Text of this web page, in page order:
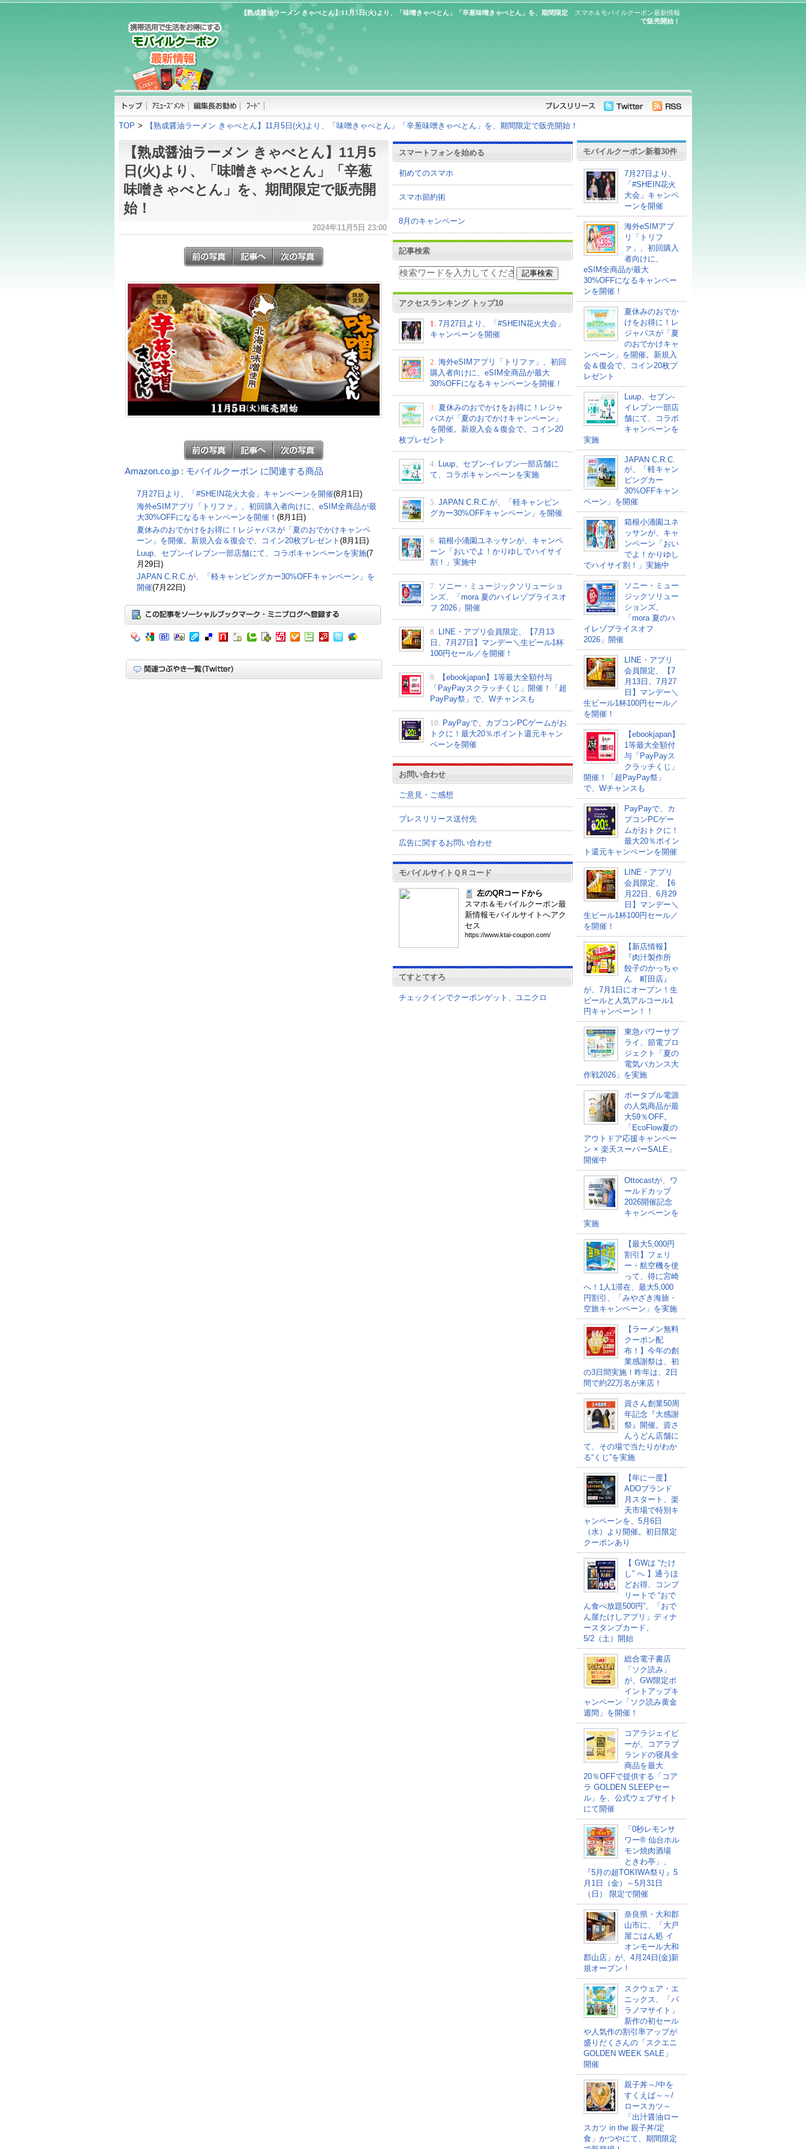
スマホ＆モバイルクーポン最新情報
【熟成醤油ラーメン きゃべとん】11月5日(火)より、「味噌きゃべとん」「辛葱味噌きゃべとん」を、期間限定
で販売開始！
TOP > 【熟成醤油ラーメン きゃべとん】11月5日(火)より、「味噌きゃべとん」「辛葱味噌きゃべとん」を、期間限定で販売開始！
【熟成醤油ラーメン きゃべとん】11月5
日(火)より、「味噌きゃべとん」「辛葱
味噌きゃべとん」を、期間限定で販売開
始！
2024年11月5日 23:00
Amazon.co.jp : モバイルクーポン に関連する商品
7月27日より、「#SHEIN花火大会」キャンペーンを開催(8月1日)
海外eSIMアプリ「トリファ」、初回購入者向けに、eSIM全商品が最
大30%OFFになるキャンペーンを開催！ (8月1日)
夏休みのおでかけをお得に！レジャパスが「夏のおでかけキャンペ
ーン」を開催。新規入会＆復会で、コイン20枚プレゼント (8月1日)
Luup、セブン‐イレブン一部店舗にて、コラボキャンペーンを実施(7
月29日)
JAPAN C.R.C.が、「軽キャンピングカー30%OFFキャンペーン」を
開催(7月22日)
スマートフォンを始める
初めてのスマホ
スマホ節約術
8月のキャンペーン
記事検索
アクセスランキング トップ10
1.
7月27日より、「#SHEIN花火大会」
キャンペーンを開催
2. 海外eSIMアプリ「トリファ」、初回
購入者向けに、eSIM全商品が最大
30%OFFになるキャンペーンを開催！
3. 夏休みのおでかけをお得に！レジャ
パスが「夏のおでかけキャンペーン」
を開催。新規入会＆復会で、コイン20
枚プレゼント
4. Luup、セブン‐イレブン一部店舗に
て、コラボキャンペーンを実施
5. JAPAN C.R.C.が、「軽キャンピン
グカー30%OFFキャンペーン」を開催
6. 箱根小涌園ユネッサンが、キャンペ
ーン「おいでよ！かりゆしでハイサイ
割！」実施中
7.
ソニー・ミュージックソリューショ
ンズ、「mora 夏のハイレゾプライスオ
フ 2026」開催
8. LINE・アプリ会員限定、【7月13
日、7月27日】マンデー＼生ビール1杯
100円セール／を開催！
9.
【ebookjapan】1等最大全額付与
「PayPayスクラッチくじ」開催！「超
PayPay祭」で、Wチャンスも
10. PayPayで、カプコンPCゲームがお
トクに！最大20％ポイント還元キャン
ペーンを開催
お問い合わせ
ご意見・ご感想
プレスリリース送付先
広告に関するお問い合わせ
モバイルサイトＱＲコード
左のQRコードから
スマホ＆モバイルクーポン最
新情報モバイルサイトへアク
セス
https://www.ktai-coupon. com/
てすとてすろ
チェックインでクーポンゲット、ユニクロ
モバイルクーポン新着30件
7月27日より、
「#SHEIN花火
大会」キャンペ
ーンを開催
海外eSIMアプ
リ「トリフ
ァ」、初回購入
者向けに、
eSIM全商品が最大
30%OFFになるキャンペー
ンを開催！
夏休みのおでか
けをお得に！レ
ジャパスが「夏
のおでかけキャ
ンペーン」を開催。新規入
会＆復会で、コイン20枚プ
レゼント
Luup、セブン‐
イレブン一部店
舗にて、コラボ
キャンペーンを
実施
JAPAN C.R.C.
が、「軽キャン
ピングカー
30%OFFキャン
ペーン」を開催
箱根小涌園ユネ
ッサンが、キャ
ンペーン「おい
でよ！かりゆし
でハイサイ割！」実施中
ソニー・ミュー
ジックソリュー
ションズ、
「mora 夏のハ
イレゾプライスオフ
2026」開催
LINE・アプリ
会員限定、【7
月13日、7月27
日】マンデー＼
生ビール1杯100円セール／
を開催！
【ebookjapan】
1等最大全額付
与「PayPayス
クラッチくじ」
開催！「超PayPay祭」
で、Wチャンスも
PayPayで、カ
プコンPCゲー
ムがおトクに！
最大20％ポイン
ト還元キャンペーンを開催
LINE・アプリ
会員限定、【6
月22日、6月29
日】マンデー＼
生ビール1杯100円セール／
を開催！
【新店情報】
『肉汁製作所
餃子のかっちゃ
ん 町田店』
が、7月1日にオープン！生
ビールと人気アルコール1
円キャンペーン！！
東急パワーサプ
ライ、節電プロ
ジェクト「夏の
電気バカンス大
作戦2026」を実施
ポータブル電源
の人気商品が最
大59％OFF。
「EcoFlow夏の
アウトドア応援キャンペー
ン × 楽天スーパーSALE」
開催中
Ottocastが、ワ
ールドカップ
2026開催記念
キャンペーンを
実施
【最大5,000円
割引】フェリ
ー・航空機を使
って、得に宮崎
へ！1人1滞在、最大5,000
円割引、「みやざき海旅・
空旅キャンペーン」を実施
【ラーメン無料
クーポン配
布！】今年の創
業感謝祭は、初
の3日間実施！昨年は、2日
間で約22万名が来店！
資さん創業50周
年記念『大感謝
祭』開催。資さ
んうどん店舗に
て、その場で当たりがわか
る“くじ”を実施
【年に一度】
ADOブランド
月スタート、楽
天市場で特別キ
ャンペーンを、5月6日
（水）より開催。初日限定
クーポンあり
【 GWは “たけ
し” へ 】通うほ
どお得、コンプ
リートで “おで
ん食べ放題500円”、「おで
ん屋たけしアプリ」ディナ
ースタンプカード、
5/2（土）開始
総合電子書店
「ソク読み」
が、GW限定ポ
イントアップキ
ャンペーン「ソク読み黄金
週間」を開催！
コアラジェイピ
ーが、コアラブ
ランドの寝具全
商品を最大
20％OFFで提供する「コア
ラ GOLDEN SLEEPセー
ル」を、公式ウェブサイト
にて開催
「0秒レモンサ
ワー® 仙台ホル
モン焼肉酒場
ときわ亭」、
『5月の超TOKIWA祭り』5
月1日（金）～5月31日
（日） 限定で開催
奈良県・大和郡
山市に、「大戸
屋ごはん処 イ
オンモール大和
郡山店」が、4月24日(金)新
規オープン！
スクウェア・エ
ニックス、「パ
ラノマサイト」
新作の初セール
や人気作の割引率アップが
盛りだくさんの「スクエニ
GOLDEN WEEK SALE」
開催
親子丼～/中を
すくえば～～/
ロースカツ～
「出汁醤油ロー
スカツ in the 親子丼/定
食」かつやにて、期間限定